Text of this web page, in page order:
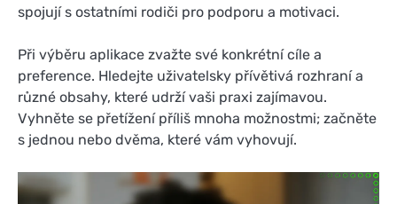
spojují s ostatními rodiči pro podporu a motivaci.
Při výběru aplikace zvažte své konkrétní cíle a
preference. Hledejte uživatelsky přívětivá rozhraní a
různé obsahy, které udrží vaši praxi zajímavou.
Vyhněte se přetížení příliš mnoha možnostmi; začněte
s jednou nebo dvěma, které vám vyhovují.